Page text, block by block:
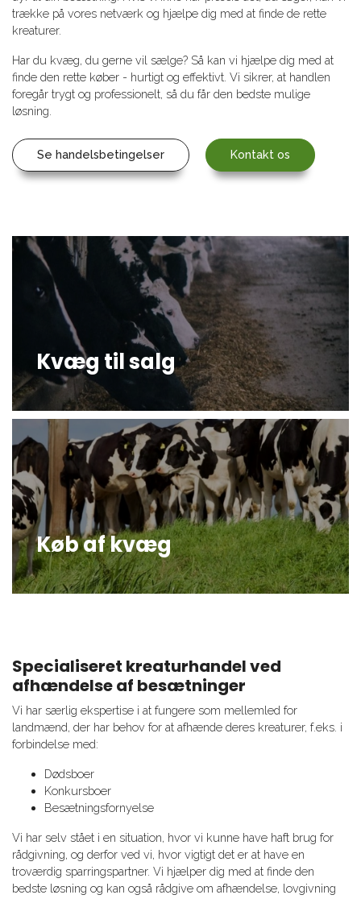
trække på vores netværk og hjælpe dig med at finde de rette
kreaturer.
Har du kvæg, du gerne vil sælge? Så kan vi hjælpe dig med at
finde den rette køber - hurtigt og effektivt. Vi sikrer, at handlen
foregår trygt og professionelt, så du får den bedste mulige
løsning.
Se handelsbetingelser Kontakt os
Kvæg til salg
Køb af kvæg
Specialiseret kreaturhandel ved
afhændelse af besætninger
Vi har særlig ekspertise i at fungere som mellemled for
landmænd, der har behov for at afhænde deres kreaturer, f.eks. i
forbindelse med:
Dødsboer
Konkursboer
Besætningsfornyelse
Vi har selv stået i en situation, hvor vi kunne have haft brug for
rådgivning, og derfor ved vi, hvor vigtigt det er at have en
troværdig sparringspartner. Vi hjælper dig med at finde den
bedste løsning og kan også rådgive om afhændelse, lovgivning